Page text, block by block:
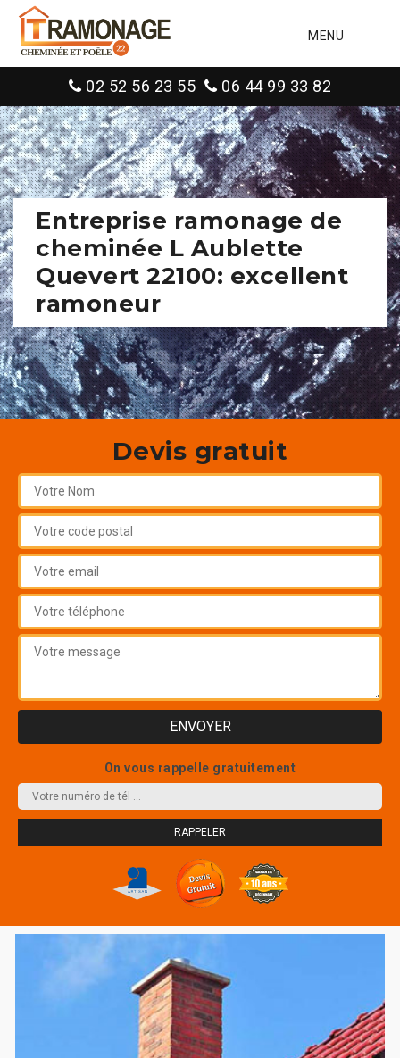
MENU
02 52 56 23 55 06 44 99 33 82
Entreprise ramonage de
cheminée L Aublette
Quevert 22100: excellent
ramoneur
Devis gratuit
On vous rappelle gratuitement